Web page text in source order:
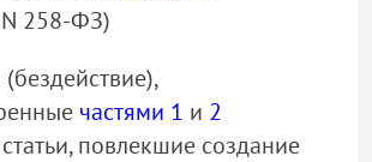
258-ФЗ)
частями 1 и 2
повлекшие создание